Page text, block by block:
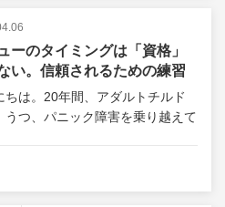
ーのタイミングは「資格」
い。信頼されるための練習
？
ちは。20年間、アダルトチルド
うつ、パニック障害を乗り越えて